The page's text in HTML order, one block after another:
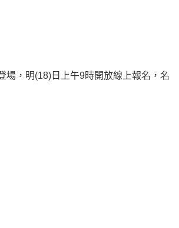
場，明(18)日上午9時開放線上報名，名